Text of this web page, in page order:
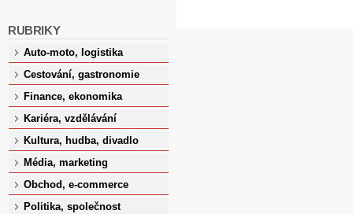
RUBRIKY
Auto-moto, logistika
Cestování, gastronomie
Finance, ekonomika
Kariéra, vzdělávání
Kultura, hudba, divadlo
Média, marketing
Obchod, e-commerce
Politika, společnost